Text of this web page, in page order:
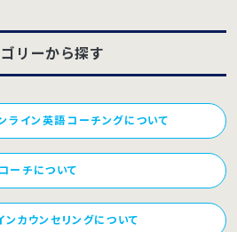
リーから探す
ライン英語コーチングについて
コーチについて
ンカウンセリングについて